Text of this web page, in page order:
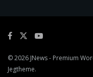
© 2026 JNews- Premium
Jegtheme.